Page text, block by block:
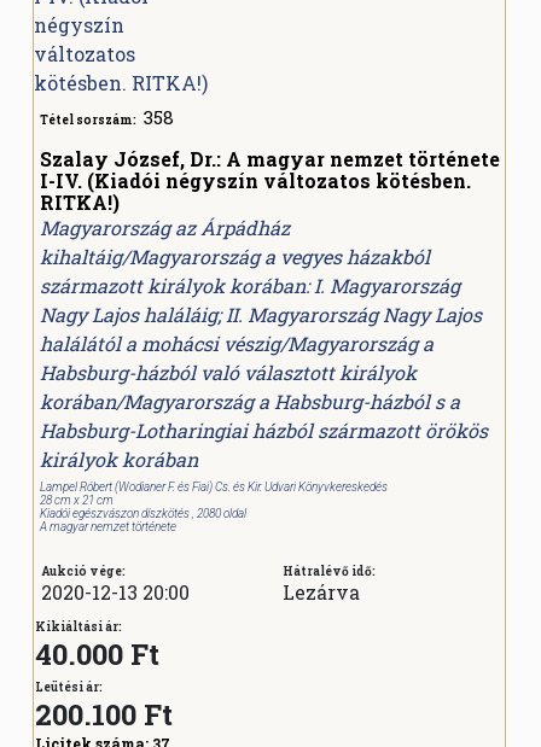
Tétel sorszám: 358
Szalay József, Dr.: A magyar nemzet története
I-IV. (Kiadói négyszín változatos kötésben.
RITKA!)
Magyarország az Árpádház
kihaltáig/Magyarország a vegyes házakból
származott királyok korában: I. Magyarország
Nagy Lajos haláláig; II. Magyarország Nagy Lajos
halálától a mohácsi vészig/Magyarország a
Habsburg-házból való választott királyok
korában/Magyarország a Habsburg-házból s a
Habsburg-Lotharingiai házból származott örökös
királyok korában
Lampel Róbert (Wodianer F. és Fiai) Cs. és Kir. Udvari Könyvkereskedés
28 cm x 21 cm
Kiadói egészvászon díszkötés , 2080 oldal
A magyar nemzet története
Aukció vége:
2020-12-13 20:00
Hátralévő idő:
Lezárva
Kikiáltási ár:
40.000 Ft
Leütési ár:
200.100 Ft